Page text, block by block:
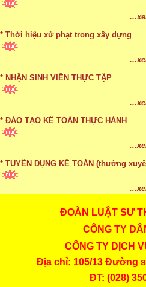
theo pháp luật
* Thời hạn đăng ký bảo hiểm thất
* Thời hiệu xử phạt trong xây dựng
* NHẬN SINH VIÊN THỰC TẬP
* ĐÀO TẠO KẾ TOÁN THỰC HÀNH
* TUYỂN DỤNG KẾ TOÁN (thường
* Cách chọn màu phù hợp theo phong
* Mức phạt khi chậm nộp báo cáo thuế
ĐOÀN LUẬT SƯ
CÔNG TY
CÔNG TY DỊCH
Địa chỉ: 105/13 Đường
ĐT: (028)